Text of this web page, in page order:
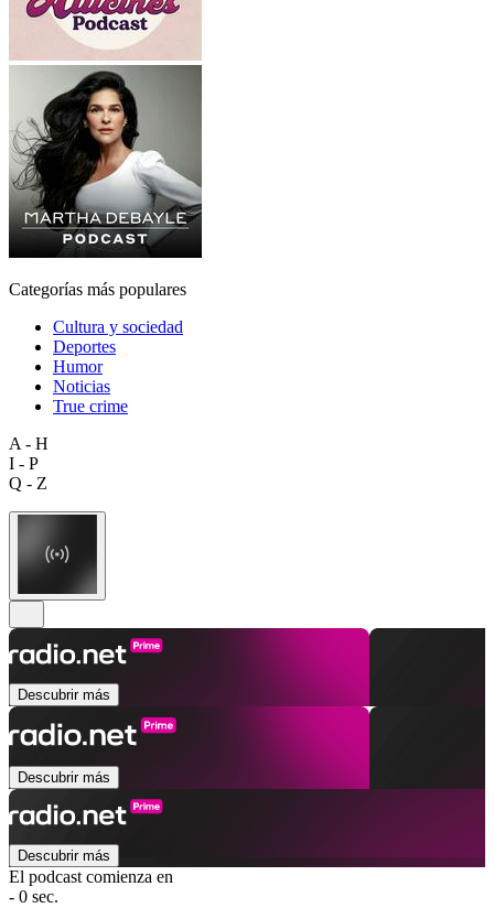
Categorías más populares
Cultura y sociedad
Deportes
Humor
Noticias
True crime
A - H
I - P
Q - Z
Descubrir más
Descubrir más
Descubrir más
El podcast comienza en
- 0 sec.